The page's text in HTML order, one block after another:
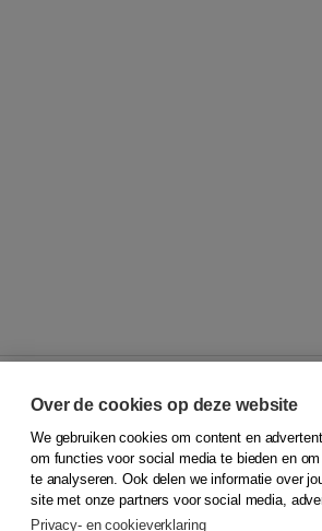
© 2026Koninklijke Boom uitgevers
Klantenservice
Service & informatie
Over de cookies op deze website
We gebruiken cookies om content en
om functies voor social media te bieden en
te analyseren. Ook delen we informatie over
site met onze partners voor social media,
Privacy- en cookieverklaring